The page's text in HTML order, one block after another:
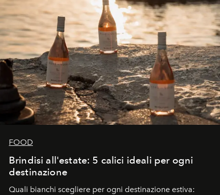
FOOD
Brindisi all'estate: 5 calici ideali per ogni
destinazione
Quali bianchi scegliere per ogni destinazione estiva: